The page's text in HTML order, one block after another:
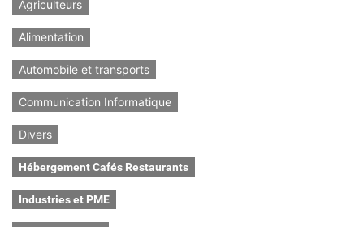
Agriculteurs
Alimentation
Automobile et transports
Communication Informatique
Divers
Hébergement Cafés Restaurants
Industries et PME